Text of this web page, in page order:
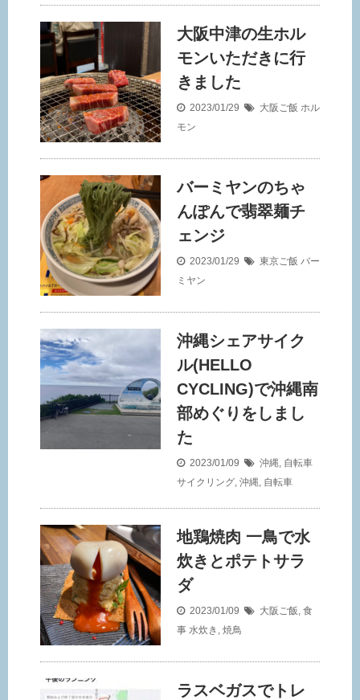
大阪中津の生ホル
モンいただきに行
きました
2023/01/29 大阪ご飯 ホル
モン
バーミヤンのちゃ
んぽんで翡翠麺チ
ェンジ
2023/01/29 東京ご飯 バー
ミヤン
沖縄シェアサイク
ル(HELLO
CYCLING)で沖縄南
部めぐりをしまし
た
2023/01/09 沖縄, 自転車
サイクリング, 沖縄, 自転車
地鶏焼肉 一鳥で水
炊きとポテトサラ
ダ
2023/01/09 大阪ご飯, 食
事 水炊き , 焼鳥
ラスベガスでトレ